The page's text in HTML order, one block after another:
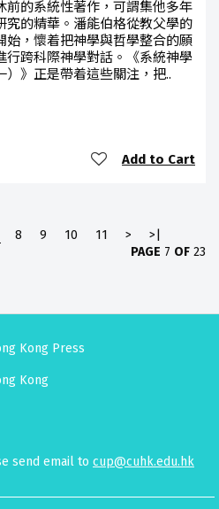
前的系統性著作，可謂集他多年
究的精華。潘能伯格從教父學的
始，懷着把神學與哲學整合的願
行跨科際神學對話。《系統神學
）》正是帶着這些關注，把..
Add to Cart
8 9 10 11 >
>|
PAGE 7 OF 23
Kong Press
Kong
send email to cup@cuhk.edu.hk